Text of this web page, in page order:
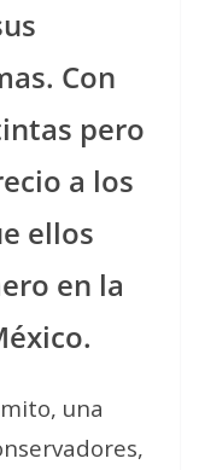
Con
pero
a los
ellos
en la
una